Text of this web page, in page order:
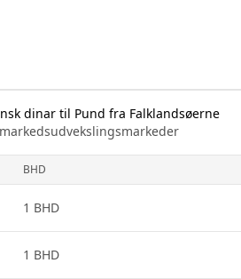
dinar til Pund fra Falklandsøerne
BHD
1 BHD
1 BHD